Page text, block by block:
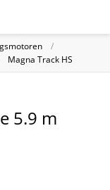
Magna Track HS
5.9 m